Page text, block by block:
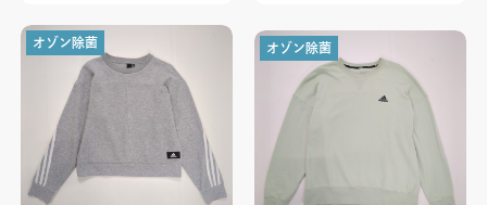
オゾン除菌 オゾン除菌